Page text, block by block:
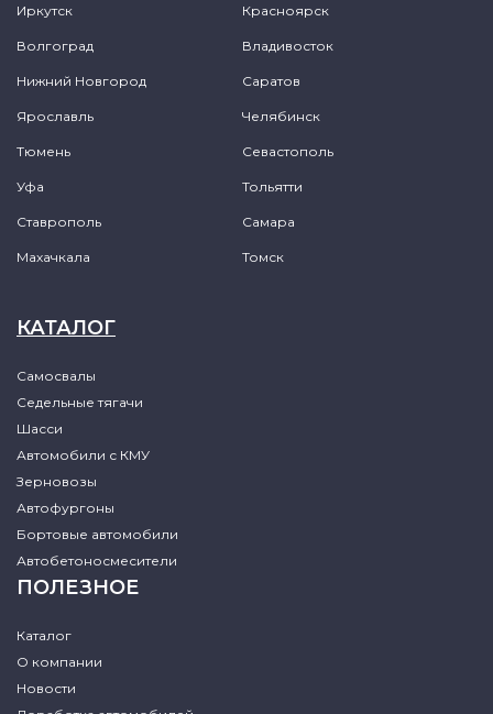
Иркутск Красноярск
Волгоград Владивосток
Нижний Новгород Саратов
Ярославль Челябинск
Тюмень Севастополь
Уфа Тольятти
Ставрополь Самара
Махачкала Томск
КАТАЛОГ
Самосвалы
Седельные тягачи
Шасси
Автомобили с КМУ
Зерновозы
Автофургоны
Бортовые автомобили
Автобетоносмесители
ПОЛЕЗНОЕ
Каталог
О компании
Новости